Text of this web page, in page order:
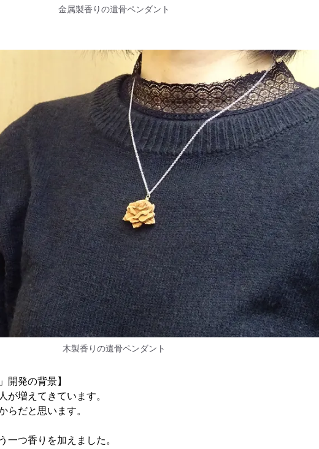
金属製香りの遺骨ペンダント
木製香りの遺骨ペンダント
開発の背景】
が増えてきています。
らだと思います。
一つ香りを加えました。